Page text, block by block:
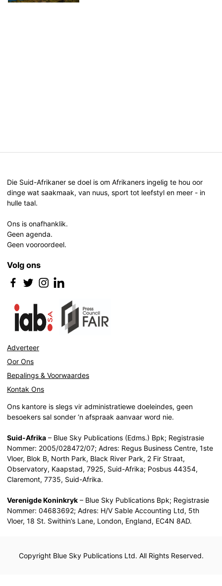
Die Suid-Afrikaner se doel is om Afrikaners ingelig te hou oor
dinge wat saakmaak, van nuus, sport tot leefstyl en meer - in
hulle taal.
Ons is onafhanklik.
Geen agenda.
Geen vooroordeel.
Volg ons
Adverteer
Oor Ons
Bepalings & Voorwaardes
Kontak Ons
Ons kantore is slegs vir administratiewe doeleindes, geen
besoekers sal sonder ‘n afspraak aanvaar word nie.
Suid-Afrika – Blue Sky Publications (Edms.) Bpk; Registrasie
Nommer: 2005/028472/07; Adres: Regus Business Centre, 1ste
Vloer, Blok B, North Park, Black River Park, 2 Fir Straat,
Observatory, Kaapstad, 7925, Suid-Afrika; Posbus 44354,
Claremont, 7735, Suid-Afrika.
Verenigde Koninkryk – Blue Sky Publications Bpk; Registrasie
Nommer: 04683692; Adres: H/V Sable Accounting Ltd, 5th
Vloer, 18 St. Swithin’s Lane, London, England, EC4N 8AD.
Copyright Blue Sky Publications Ltd. All Rights Reserved.